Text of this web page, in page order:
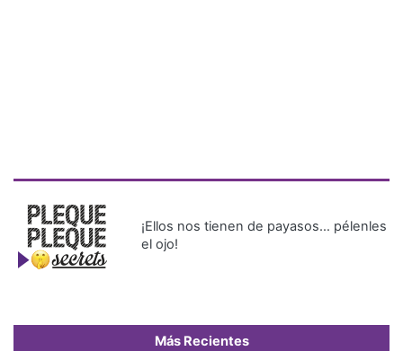
¡Ellos nos tienen de payasos… pélenles
el ojo!
Más Recientes